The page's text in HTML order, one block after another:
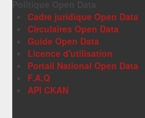
Cadre juridique Open Data
Circulaires Open Data
Guide Open Data
Licence d'utilisation
Portail National Open Data
F.A.Q
API CKAN